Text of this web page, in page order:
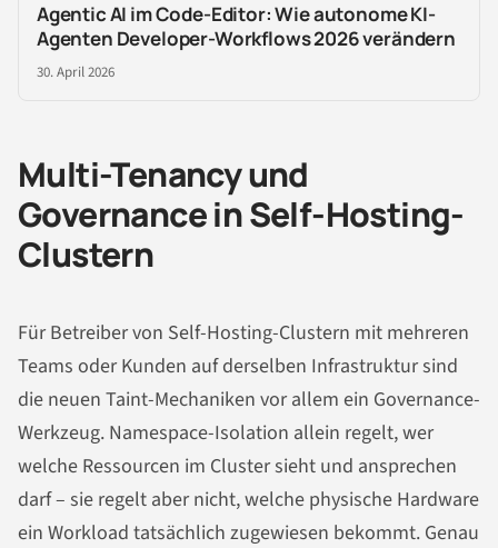
Agentic AI im Code-Editor: Wie autonome KI-
Agenten Developer-Workflows 2026 verändern
30. April 2026
Multi-Tenancy und
Governance in Self-Hosting-
Clustern
Für Betreiber von Self-Hosting-Clustern mit mehreren
Teams oder Kunden auf derselben Infrastruktur sind
die neuen Taint-Mechaniken vor allem ein Governance-
Werkzeug. Namespace-Isolation allein regelt, wer
welche Ressourcen im Cluster sieht und ansprechen
darf – sie regelt aber nicht, welche physische Hardware
ein Workload tatsächlich zugewiesen bekommt. Genau